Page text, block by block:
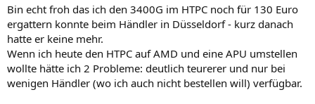
Bin echt froh das ich den 3400G im HTPC noch für 130 Euro
ergattern konnte beim Händler in Düsseldorf - kurz danach
hatte er keine mehr.
Wenn ich heute den HTPC auf AMD und eine APU umstellen
wollte hätte ich 2 Probleme: deutlich teurerer und nur bei
wenigen Händler (wo ich auch nicht bestellen will) verfügbar.